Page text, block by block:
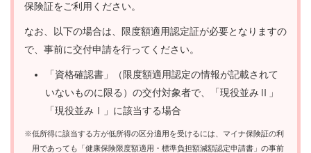
保険証をご利用ください。
なお、以下の場合は、限度額適用認定証が必要となりますの
で、事前に交付申請を行ってください。
「資格確認書」（限度額適用認定の情報が記載されて
いないものに限る）の交付対象者で、「現役並みⅡ」
「現役並みⅠ」に該当する場合
※低所得に該当する方が低所得の区分適用を受けるには、マイナ保険証の利
用であっても「健康保険限度額適用・標準負担額減額認定申請書」の事前